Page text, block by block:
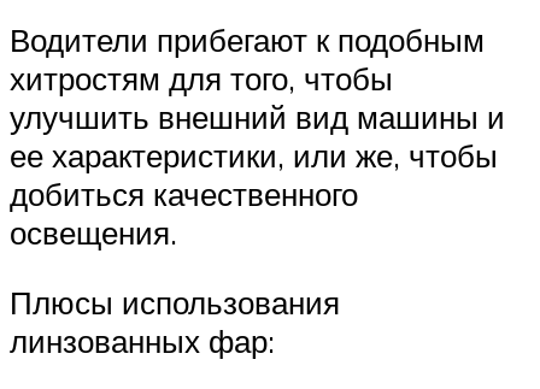
Водители прибегают к подобным
хитростям для того, чтобы
улучшить внешний вид машины и
ее характеристики, или же, чтобы
добиться качественного
освещения.
Плюсы использования
линзованных фар: